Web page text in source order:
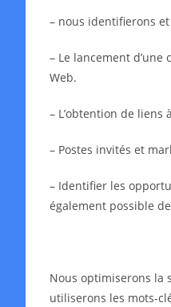
– nous identifierons
– Le lancement
Web.
– L’obtention de
– Postes invités et
– Identifier les
également possible
Nous optimiserons la
utiliserons les mots-